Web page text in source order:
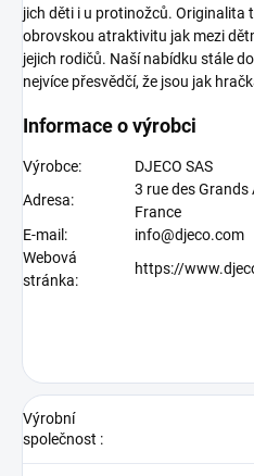
jich děti i u protinožců. Originalita
obrovskou atraktivitu jak mezi
jejich rodičů. Naší nabídku stále
nejvíce přesvědčí, že jsou jak
Informace o výrobci
Výrobce:
DJECO SAS
Adresa:
3 rue des
France
E-mail:
info@djeco.com
Webová
stránka:
https://
Výrobní
společnost :